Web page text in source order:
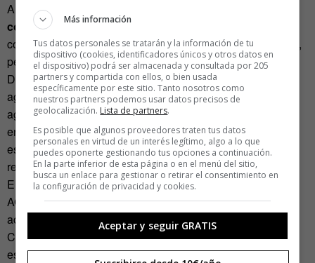
A la hora de jugar al Go, Gilman se percató de
competitivos que resultan los cubanos
congreso, «los jugadores estadounidenses fueron mejores,
pero los cubanos se tomaban muy en serio las partidas».
Después del evento, que se celebró entre el 1 y el 9 de
agosto, Gilman recibió una carta de Torres Miranda, que le
agradecía haber invitado a los jugadores cubanos al
encuentro. A los isleños les sorprendió el nivel de los
estadounidenses y quedaron encantados por el interés del
resto de los amantes del Go.
En octubre, Gilman viajará junto con otros jugadores de
AGA al
XVII Campeonato Iberoaméricano de Goque
acogerá La Habana. Según Torres Miranda, hoy en día
Cuba cuenta con unos 2.000 aficionados. Un grupo de
estrategas que acaba de cumplir un sueño: compartir su
Más información
Tus datos personales se tratarán y la información de tu
dispositivo (cookies, identificadores únicos y otros datos en
el dispositivo) podrá ser almacenada y consultada por 205
partners y compartida con ellos, o bien usada
específicamente por este sitio. Tanto nosotros como
nuestros partners podemos usar datos precisos de
geolocalización. Lista de partners.
Es posible que algunos proveedores traten tus datos
personales en virtud de un interés legítimo, algo a lo que
puedes oponerte gestionando tus opciones a continuación.
En la parte inferior de esta página o en el menú del sitio,
busca un enlace para gestionar o retirar el consentimiento en
la configuración de privacidad y cookies.
Aceptar y seguir GRATIS